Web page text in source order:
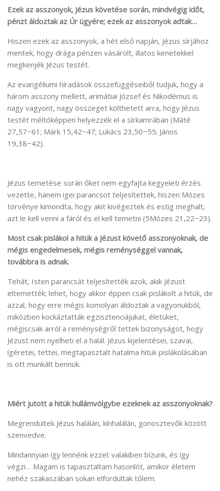
Ezek az asszonyok, Jézus követése során, mindvégig időt,
pénzt áldoztak az Úr ügyére; ezek az asszonyok adtak…
Hiszen ezek az asszonyok, a hét első napján, Jézus sírjához
mentek, hogy drága pénzen vásárolt, illatos kenetekkel
megkenjék Jézus testét.
Az evangéliumi híradások összefüggéseiből tudjuk, hogy a
három asszony mellett, arimátiai József és Nikodémus is
nagy vagyont, nagy összeget költhetett arra, hogy Jézus
testét méltóképpen helyezzék el a sírkamrában (Máté
27,57−61; Márk 15,42−47; Lukács 23,50−55; János
19,38−42).
Jézus temetése során őket nem egyfajta kegyeleti érzés
vezette, hanem igei parancsot teljesítettek, hiszen Mózes
törvénye kimondta, hogy akit kivégeztek és estig meghalt,
azt le kell venni a fáról és el kell temetni (5Mózes 21,22−23).
Most csak pislákol a hitük a Jézust követő asszonyoknak, de
mégis engedelmesek, mégis reménységgel vannak,
továbbra is adnak.
Tehát, Isten parancsát teljesítették azok, akik Jézust
eltemették; lehet, hogy akkor éppen csak pislákolt a hitük, de
azzal, hogy erre mégis komolyan áldoztak a vagyonukból,
miközben kockáztatták egzisztenciájukat, életüket,
mégiscsak arról a reménységről tettek bizonyságot, hogy
Jézust nem nyelheti el a halál. Jézus kijelentései, szavai,
ígéretei, tettei, megtapasztalt hatalma hitük pislákolásában
is ott munkált bennük.
Miért jutott a hitük hullámvölgybe ezeknek az asszonyoknak?
Megrendültek Jézus halálán, kínhalálán, gonosztevők között
szenvedve.
Mindannyian így lennénk ezzel: valakiben bízunk, és így
végzi… Magam is tapasztaltam hasonlót, amikor életem
nehéz szakaszában sokan elfordultak tőlem.